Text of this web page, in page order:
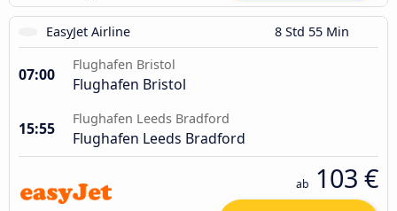
EasyJet Airline 8 Std 55 Min
07:00
Flughafen Bristol
Flughafen Bristol
15:55
Flughafen Leeds Bradford
Flughafen Leeds Bradford
ab 103 €